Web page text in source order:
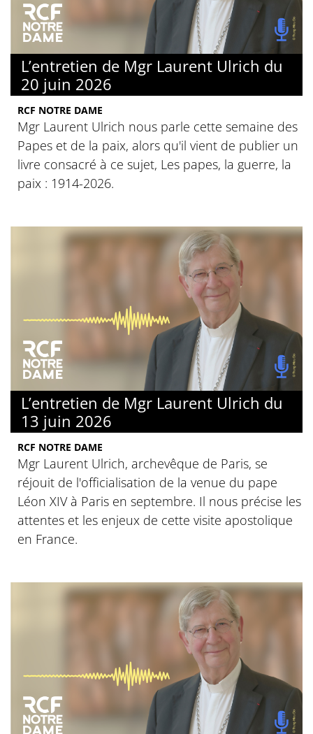
L’entretien de Mgr Laurent Ulrich du
20 juin 2026
RCF NOTRE DAME
Mgr Laurent Ulrich nous parle cette semaine des
Papes et de la paix, alors qu'il vient de publier un
livre consacré à ce sujet, Les papes, la guerre, la
paix : 1914-2026.
L’entretien de Mgr Laurent Ulrich du
13 juin 2026
RCF NOTRE DAME
Mgr Laurent Ulrich, archevêque de Paris, se
réjouit de l'officialisation de la venue du pape
Léon XIV à Paris en septembre. Il nous précise les
attentes et les enjeux de cette visite apostolique
en France.